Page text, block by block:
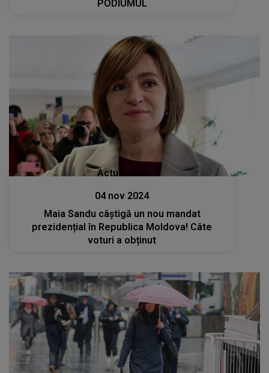
PODIUMUL
Actualitate
04 nov 2024
Maia Sandu câștigă un nou mandat
prezidențial în Republica Moldova! Câte
voturi a obținut